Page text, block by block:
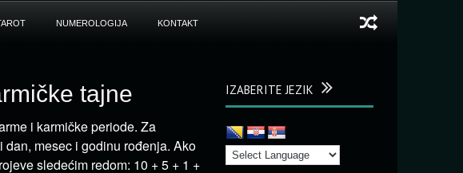
NUMEROLOGIJA KONTAKT
tajne
i karmičke periode. Za
mesec i godinu rođenja. Ako
sledećim redom: 10 + 5 + 1 +
IZABERITE JEZIK